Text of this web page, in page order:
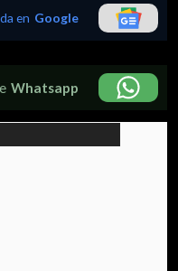
en Google
Whatsapp